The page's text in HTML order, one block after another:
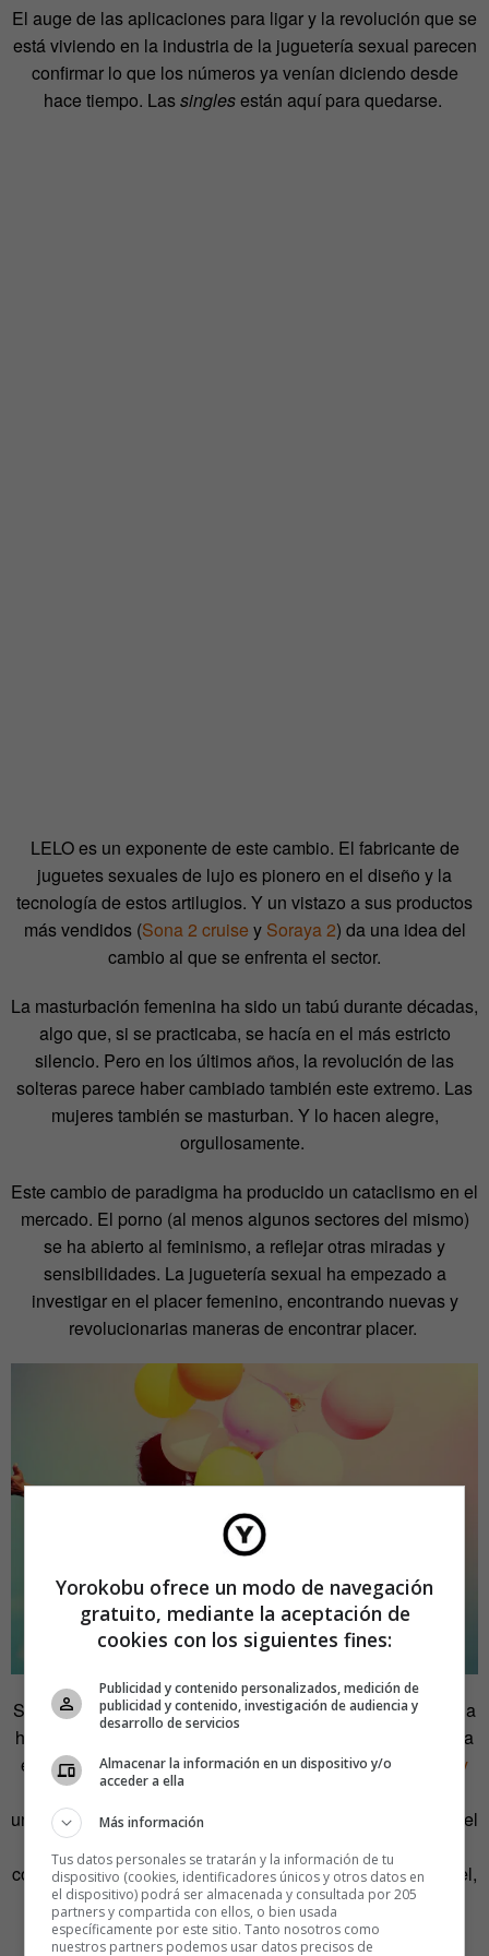
El auge de las aplicaciones para ligar y la revolución que se
está viviendo en la industria de la juguetería sexual parecen
confirmar lo que los números ya venían diciendo desde
hace tiempo. Lassinglesestán aquí para quedarse.
LELO es un exponente de este cambio. El fabricante de
juguetes sexuales de lujo es pionero en el diseño y la
tecnología de estos artilugios. Y un vistazo a sus productos
más vendidos (Sona 2 cruise y Soraya 2) da una idea del
cambio al que se enfrenta el sector.
La masturbación femenina ha sido un tabú durante décadas,
algo que, si se practicaba, se hacía en el más estricto
silencio. Pero en los últimos años, la revolución de las
solteras parece haber cambiado también este extremo. Las
mujeres también se masturban. Y lo hacen alegre,
orgullosamente.
Este cambio de paradigma ha producido un cataclismo en el
mercado. El porno (al menos algunos sectores del mismo)
se ha abierto al feminismo, a reflejar otras miradas y
sensibilidades. La juguetería sexual ha empezado a
investigar en el placer femenino, encontrando nuevas y
revolucionarias maneras de encontrar placer.
Sin embargo, en este aspecto sigue habiendo un sesgo a la
hora de publicar y analizar los datos. Una simple búsqueda
en Google lo confirma. Al preguntar «cuántos solteros hay
en España», el buscador arroja datos sobre hogares
unipersonales, viudedad y soledad. Este enfoque mete en el
mismo saco situaciones y problemáticas bien diversas. Y
contrasta con otros estudios como el de la consultora Mintel,
que asegura que el 61% de las mujeres solteras en 2017
estaban contentas con su estado.
Yorokobu ofrece un modo de navegación
gratuito, mediante la aceptación de
cookies con los siguientes fines:
Publicidad y contenido personalizados, medición de
publicidad y contenido, investigación de audiencia y
desarrollo de servicios
Almacenar la información en un dispositivo y/o
acceder a ella
Más información
Tus datos personales se tratarán y la información de tu
dispositivo (cookies, identificadores únicos y otros datos en
el dispositivo) podrá ser almacenada y consultada por 205
partners y compartida con ellos, o bien usada
específicamente por este sitio. Tanto nosotros como
nuestros partners podemos usar datos precisos de